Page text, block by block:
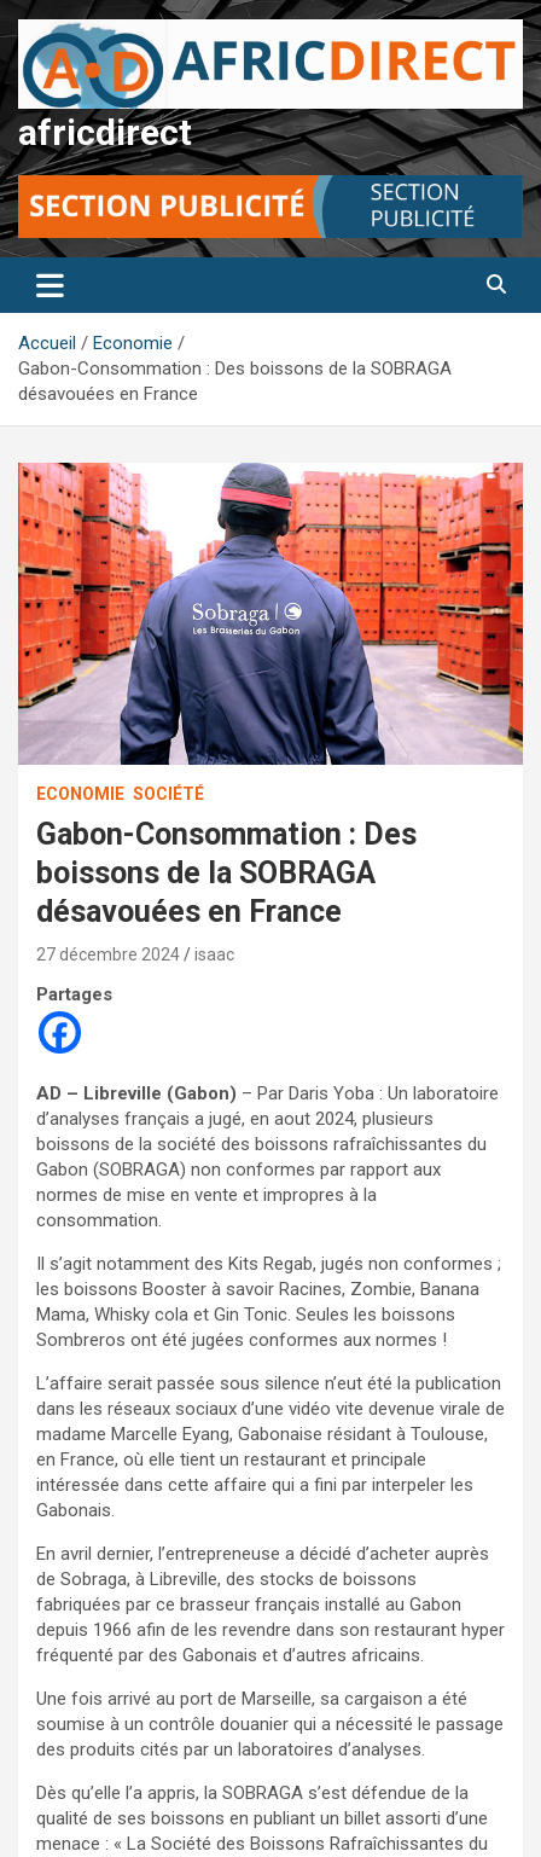
Aller
au
contenu
africdirect
Accueil
Economie
Gabon-Consommation : Des boissons de la SOBRAGA
désavouées en France
ECONOMIE SOCIÉTÉ
Gabon-Consommation : Des
boissons de la SOBRAGA
désavouées en France
27 décembre 2024 isaac
Partages
AD – Libreville (Gabon) – Par Daris Yoba : Un laboratoire
d’analyses français a jugé, en aout 2024, plusieurs
boissons de la société des boissons rafraîchissantes du
Gabon (SOBRAGA) non conformes par rapport aux
normes de mise en vente et impropres à la
consommation.
Il s’agit notamment des Kits Regab, jugés non conformes ;
les boissons Booster à savoir Racines, Zombie, Banana
Mama, Whisky cola et Gin Tonic. Seules les boissons
Sombreros ont été jugées conformes aux normes !
L’affaire serait passée sous silence n’eut été la publication
dans les réseaux sociaux d’une vidéo vite devenue virale de
madame Marcelle Eyang, Gabonaise résidant à Toulouse,
en France, où elle tient un restaurant et principale
intéressée dans cette affaire qui a fini par interpeler les
Gabonais.
En avril dernier, l’entrepreneuse a décidé d’acheter auprès
de Sobraga, à Libreville, des stocks de boissons
fabriquées par ce brasseur français installé au Gabon
depuis 1966 afin de les revendre dans son restaurant hyper
fréquenté par des Gabonais et d’autres africains.
Une fois arrivé au port de Marseille, sa cargaison a été
soumise à un contrôle douanier qui a nécessité le passage
des produits cités par un laboratoires d’analyses.
Dès qu’elle l’a appris, la SOBRAGA s’est défendue de la
qualité de ses boissons en publiant un billet assorti d’une
menace : « La Société des Boissons Rafraîchissantes du